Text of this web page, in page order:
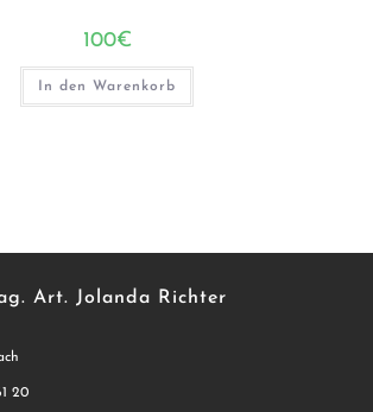
100€
In den Warenkorb
Art. Jolanda Richter
20